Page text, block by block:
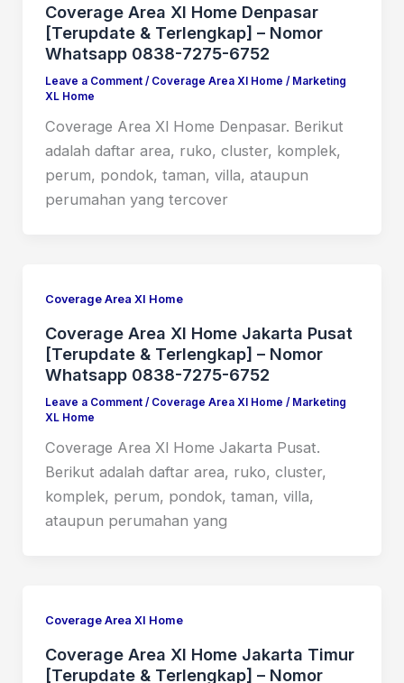
Coverage Area Xl Home Denpasar
[Terupdate & Terlengkap] – Nomor
Whatsapp 0838-7275-6752
Leave a Comment / Coverage Area Xl Home / Marketing
XL Home
Coverage Area Xl Home Denpasar. Berikut
adalah daftar area, ruko, cluster, komplek,
perum, pondok, taman, villa, ataupun
perumahan yang tercover
Coverage Area Xl Home
Coverage Area Xl Home Jakarta Pusat
[Terupdate & Terlengkap] – Nomor
Whatsapp 0838-7275-6752
Leave a Comment / Coverage Area Xl Home / Marketing
XL Home
Coverage Area Xl Home Jakarta Pusat.
Berikut adalah daftar area, ruko, cluster,
komplek, perum, pondok, taman, villa,
ataupun perumahan yang
Coverage Area Xl Home
Coverage Area Xl Home Jakarta Timur
[Terupdate & Terlengkap] – Nomor